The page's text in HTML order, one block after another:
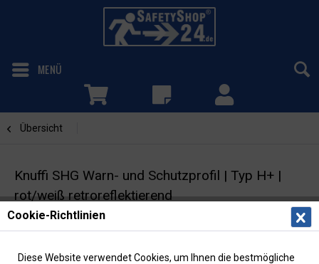
MENÜ
Übersicht
Knuffi SHG Warn- und Schutzprofil | Typ H+ |
rot/weiß retroreflektierend
Cookie-Richtlinien
Diese Website verwendet Cookies, um Ihnen die bestmögliche